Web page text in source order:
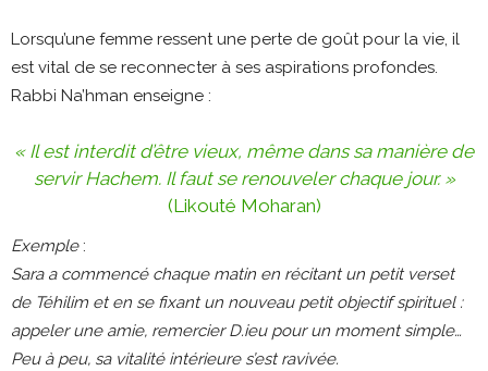
Lorsqu’une femme ressent une perte de goût pour la vie, il
est vital de se reconnecter à ses aspirations profondes.
Rabbi Na’hman enseigne :
« Il est interdit d’être vieux, même dans sa manière de
servir Hachem. Il faut se renouveler chaque jour. »
(Likouté Moharan)
Exemple:
Sara a commencé chaque matin en récitant un petit verset
de Téhilim et en se fixant un nouveau petit objectif spirituel :
appeler une amie, remercier D.ieu pour un moment simple…
Peu à peu, sa vitalité intérieure s’est ravivée.